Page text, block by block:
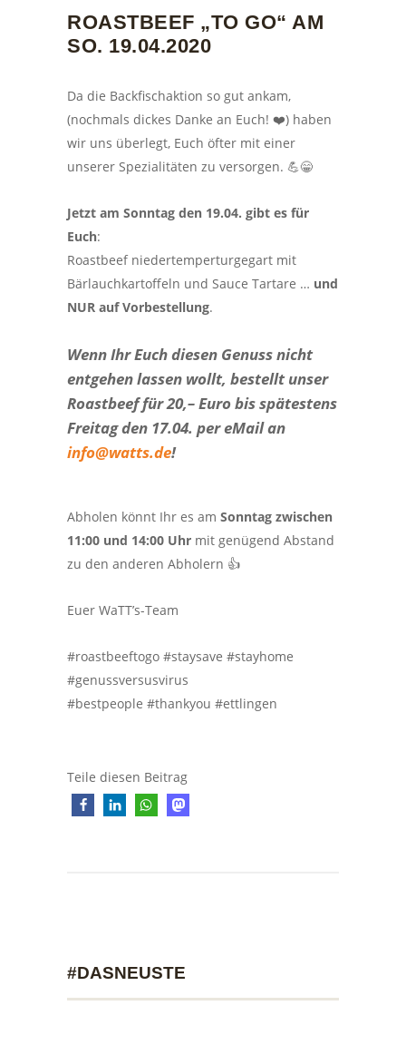
ROASTBEEF „TO GO“ AM
SO. 19.04.2020
Da die Backfischaktion so gut ankam,
(nochmals dickes Danke an Euch! ❤️) haben
wir uns überlegt, Euch öfter mit einer
unserer Spezialitäten zu versorgen. 💪😁
Jetzt am Sonntag den 19.04. gibt es für
Euch:
Roastbeef niedertemperturgegart mit
Bärlauchkartoffeln und Sauce Tartare … und
NUR auf Vorbestellung.
Wenn Ihr Euch diesen Genuss nicht
entgehen lassen wollt, bestellt unser
Roastbeef für 20,– Euro bis spätestens
Freitag den 17.04. per eMail an
info@watts.de!
Abholen könnt Ihr es am Sonntag zwischen
11:00 und 14:00 Uhr mit genügend Abstand
zu den anderen Abholern 👍
Euer WaTT’s-Team
#roastbeeftogo #staysave #stayhome
#genussversusvirus
#bestpeople #thankyou #ettlingen
Teile diesen Beitrag
#DASNEUSTE